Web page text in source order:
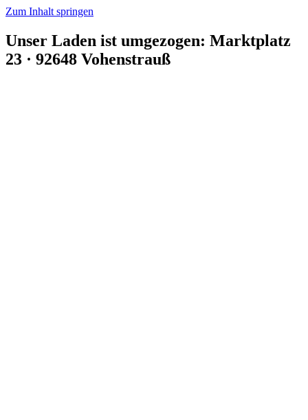
Zum Inhalt springen
Unser Laden ist umgezogen: Marktplatz
23 · 92648 Vohenstrauß